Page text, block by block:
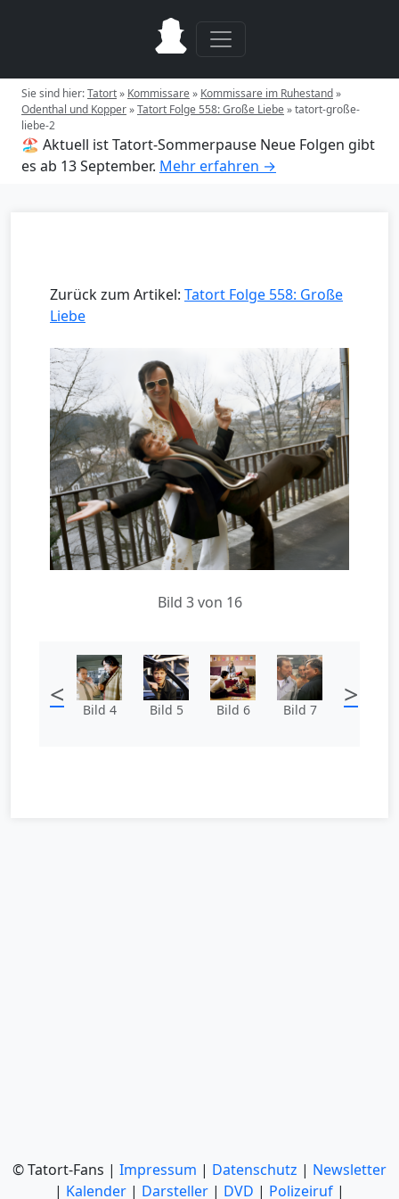
Sie sind hier:Tatort» Kommissare» Kommissare im Ruhestand»
Odenthal und Kopper»Tatort Folge 558: Große Liebe»tatort-große-
liebe-2
🏖️ Aktuell ist Tatort-Sommerpause Neue Folgen gibt
es ab 13 September. Mehr erfahren →
Zurück zum Artikel: Tatort Folge 558: Große
Liebe
Bild 3 von 16
< Bild 4 Bild 5 Bild 6 Bild 7 >
© Tatort-Fans | Impressum | Datenschutz | Newsletter
| Kalender | Darsteller | DVD | Polizeiruf |